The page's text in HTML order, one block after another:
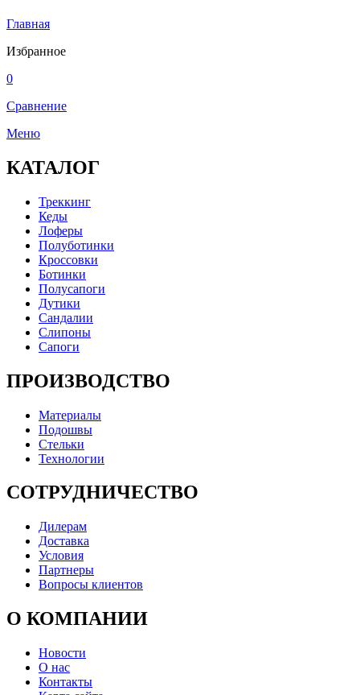
Главная
Избранное
0
Сравнение
Меню
КАТАЛОГ
Треккинг
Кеды
Лоферы
Полуботинки
Кроссовки
Ботинки
Полусапоги
Дутики
Сандалии
Слипоны
Сапоги
ПРОИЗВОДСТВО
Материалы
Подошвы
Стельки
Технологии
СОТРУДНИЧЕСТВО
Дилерам
Доставка
Условия
Партнеры
Вопросы клиентов
О КОМПАНИИ
Новости
О нас
Контакты